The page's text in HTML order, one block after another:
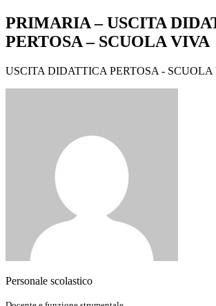
PRIMARIA – USCITA
PERTOSA – SCUOLA VIVA
USCITA DIDATTICA PERTOSA - SCUOLA
Personale scolastico